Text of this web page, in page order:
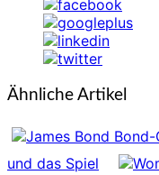
Ähnliche Artikel
und das Spiel